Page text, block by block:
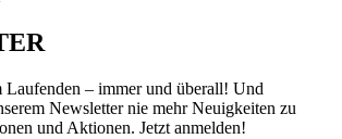
Laufenden – immer und überall! Und
Newsletter nie mehr Neuigkeiten zu
und Aktionen. Jetzt anmelden!